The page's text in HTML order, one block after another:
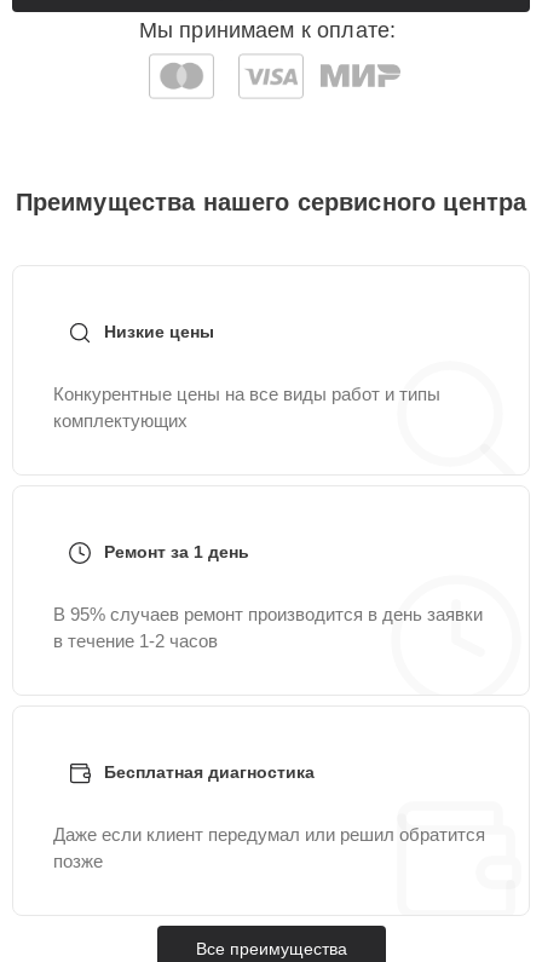
Мы принимаем к оплате:
Преимущества нашего сервисного центра
Низкие цены
Конкурентные цены на все виды работ и типы
комплектующих
Ремонт за 1 день
В 95% случаев ремонт производится в день заявки
в течение 1-2 часов
Бесплатная диагностика
Даже если клиент передумал или решил обратится
позже
Все преимущества